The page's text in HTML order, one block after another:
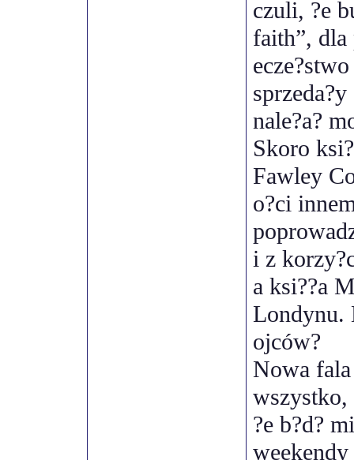
czuli, ?e
faith”, dla
nale?a?
Skoro
Fawley
o?ci
i z
a ksi??a
Londynu.
ojców?
Nowa
wszystko,
?e b?d?